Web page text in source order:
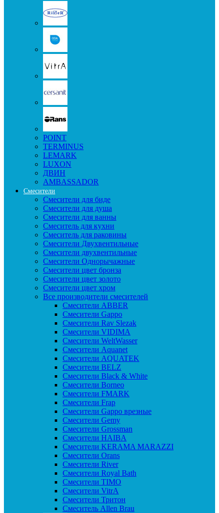
POINT
TERMINUS
LEMARK
LUXON
ДВИН
AMBASSADOR
Смесители
Смесители для биде
Смесители для душа
Смесители для ванны
Смеситель для кухни
Смеситель для раковины
Смесители Двухвентильные
Смесители двухвентильные
Смесители Однорычажные
Смесители цвет бронза
Смесители цвет золото
Смесители цвет хром
Все производители смесителей
Cмесители ABBER
Cмесители Gappo
Cмесители Rav Slezak
Cмесители VIDIMA
Cмесители WeltWasser
Смесители Aquanet
Смесители AQUATEK
Смесители BELZ
Смесители Black & White
Смесители Borneo
Смесители FMARK
Смесители Frap
Смесители Gappo врезные
Смесители Gemy
Смесители Grossman
Смесители HAIBA
Смесители KERAMA MARAZZI
Смесители Orans
Смесители River
Смесители Royal Bath
Смесители TIMO
Смесители VitrA
Смесители Тритон
Смеситель Allen Brau